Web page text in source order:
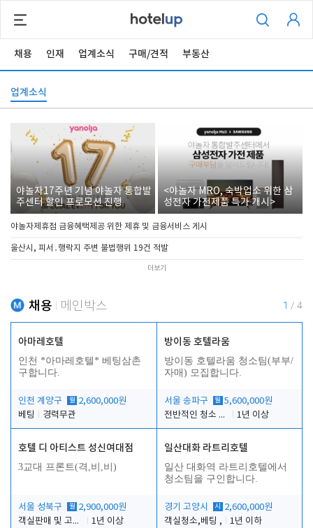
채용 인재 업계소식 구매/견적 부동산
업계소식
야놀자17주년 기념 야놀자 통합발
주센터 할인 프로모션 진행
<야놀자 MRO, 숙박업소 위한 삼
성전자 가전제품 특가 개시>
야놀자제휴점 금융혜택제공 위한 제휴 및 금융서비스 게시
울산시, 피서․행락지 주변 불법행위 19건 적발
더보기
채용 메인박스 1 / 4
아마레호텔
인천 *아마레호텔* 베팅삼촌
구합니다.
인천 계양구 월 2,600,000원
베팅
경력무관
방이동 호텔라움
방이동 호텔라움 청소팀(부부/
자매) 모집합니다.
서울 송파구 월 5,600,000원
전반적인 청소 업무(객실청소.객실정리)
1년 이상
호텔 디 아티스트 성신여대점
3교대 프론트(격,비,비)
서울 성북구 월 2,900,000원
객실판매 및 고객응대
1년 이상
일산대화 라트리호텔
일산 대화역 라트리호텔에서
청소팀을 구인합니다.
경기 고양시 시
2,600,000원
객실청소,베팅 ,
1년 이하